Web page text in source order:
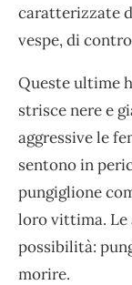
caratterizzate
vespe, di
Queste ultime
strisce nere e
aggressive le
sentono in
pungiglione
loro vittima. Le
possibilità:
morire.